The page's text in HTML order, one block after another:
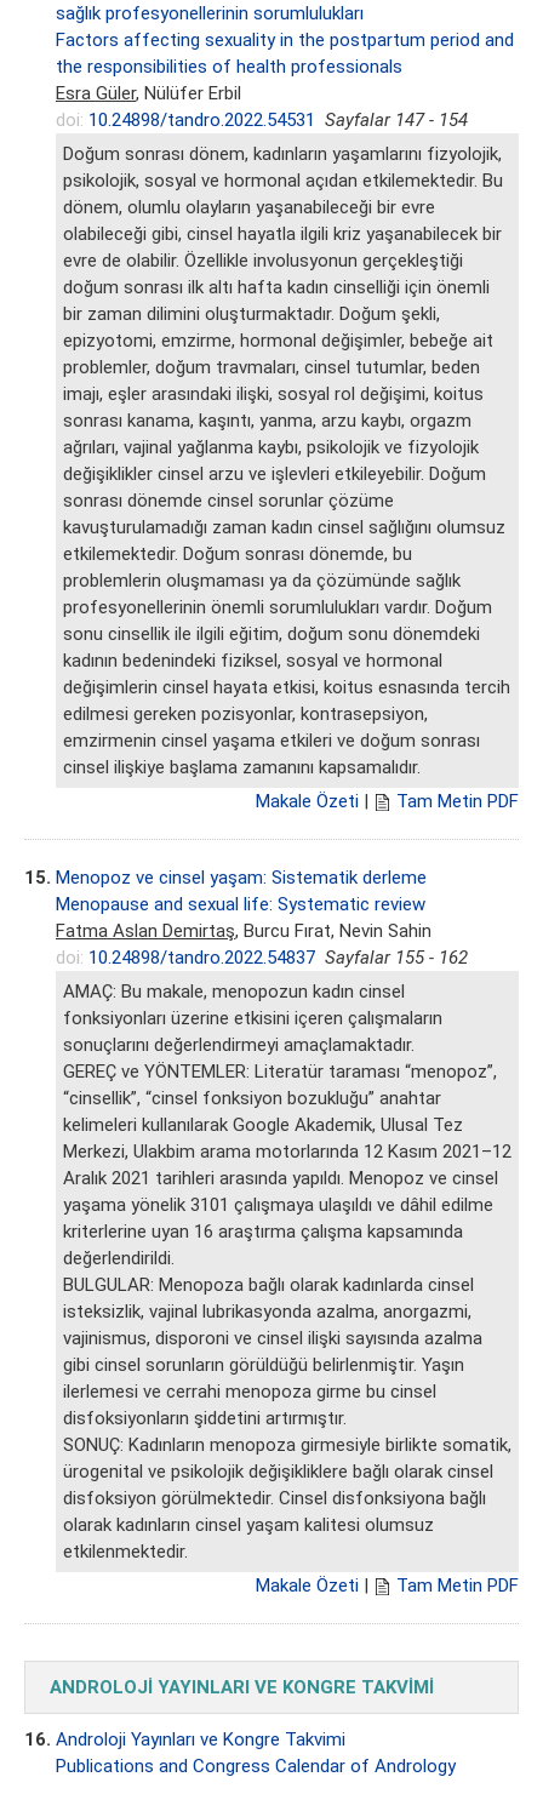
sağlık profesyonellerinin sorumlulukları
Factors affecting sexuality in the postpartum period and
the responsibilities of health professionals
Esra Güler, Nülüfer Erbil
doi: 10.24898/tandro.2022.54531 Sayfalar 147 - 154
Doğum sonrası dönem, kadınların yaşamlarını fizyolojik,
psikolojik, sosyal ve hormonal açıdan etkilemektedir. Bu
dönem, olumlu olayların yaşanabileceği bir evre
olabileceği gibi, cinsel hayatla ilgili kriz yaşanabilecek bir
evre de olabilir. Özellikle involusyonun gerçekleştiği
doğum sonrası ilk altı hafta kadın cinselliği için önemli
bir zaman dilimini oluşturmaktadır. Doğum şekli,
epizyotomi, emzirme, hormonal değişimler, bebeğe ait
problemler, doğum travmaları, cinsel tutumlar, beden
imajı, eşler arasındaki ilişki, sosyal rol değişimi, koitus
sonrası kanama, kaşıntı, yanma, arzu kaybı, orgazm
ağrıları, vajinal yağlanma kaybı, psikolojik ve fizyolojik
değişiklikler cinsel arzu ve işlevleri etkileyebilir. Doğum
sonrası dönemde cinsel sorunlar çözüme
kavuşturulamadığı zaman kadın cinsel sağlığını olumsuz
etkilemektedir. Doğum sonrası dönemde, bu
problemlerin oluşmaması ya da çözümünde sağlık
profesyonellerinin önemli sorumlulukları vardır. Doğum
sonu cinsellik ile ilgili eğitim, doğum sonu dönemdeki
kadının bedenindeki fiziksel, sosyal ve hormonal
değişimlerin cinsel hayata etkisi, koitus esnasında tercih
edilmesi gereken pozisyonlar, kontrasepsiyon,
emzirmenin cinsel yaşama etkileri ve doğum sonrası
cinsel ilişkiye başlama zamanını kapsamalıdır.
Makale Özeti | Tam Metin PDF
15. Menopoz ve cinsel yaşam: Sistematik derleme
Menopause and sexual life: Systematic review
Fatma Aslan Demirtaş, Burcu Fırat, Nevin Sahin
doi: 10.24898/tandro.2022.54837 Sayfalar 155 - 162
AMAÇ: Bu makale, menopozun kadın cinsel
fonksiyonları üzerine etkisini içeren çalışmaların
sonuçlarını değerlendirmeyi amaçlamaktadır.
GEREÇ ve YÖNTEMLER: Literatür taraması “menopoz”,
“cinsellik”, “cinsel fonksiyon bozukluğu” anahtar
kelimeleri kullanılarak Google Akademik, Ulusal Tez
Merkezi, Ulakbim arama motorlarında 12 Kasım 2021–12
Aralık 2021 tarihleri arasında yapıldı. Menopoz ve cinsel
yaşama yönelik 3101 çalışmaya ulaşıldı ve dâhil edilme
kriterlerine uyan 16 araştırma çalışma kapsamında
değerlendirildi.
BULGULAR: Menopoza bağlı olarak kadınlarda cinsel
isteksizlik, vajinal lubrikasyonda azalma, anorgazmi,
vajinismus, disporoni ve cinsel ilişki sayısında azalma
gibi cinsel sorunların görüldüğü belirlenmiştir. Yaşın
ilerlemesi ve cerrahi menopoza girme bu cinsel
disfoksiyonların şiddetini artırmıştır.
SONUÇ: Kadınların menopoza girmesiyle birlikte somatik,
ürogenital ve psikolojik değişikliklere bağlı olarak cinsel
disfoksiyon görülmektedir. Cinsel disfonksiyona bağlı
olarak kadınların cinsel yaşam kalitesi olumsuz
etkilenmektedir.
Makale Özeti | Tam Metin PDF
ANDROLOJİ YAYINLARI VE KONGRE TAKVİMİ
16. Androloji Yayınları ve Kongre Takvimi
Publications and Congress Calendar of Andrology